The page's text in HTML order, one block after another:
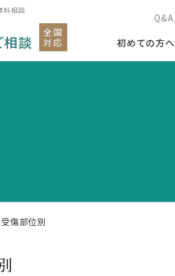
料相談
談
全国
対応
Q&A
初めての方へ
受傷部位別